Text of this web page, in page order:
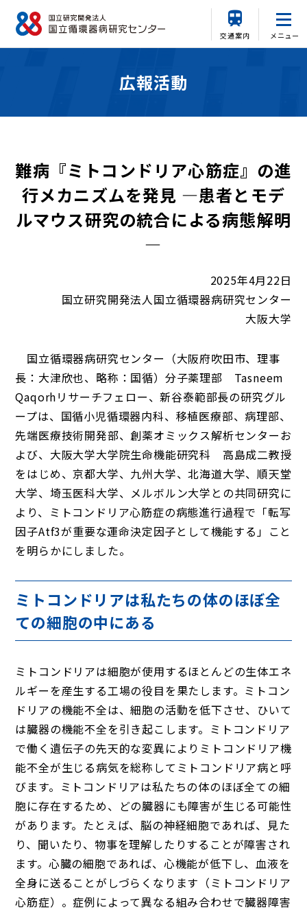
交通案内 メニュー
広報活動
難病『ミトコンドリア心筋症』の進
行メカニズムを発見 ―患者とモデ
ルマウス研究の統合による病態解明
―
2025年4月22日
国立研究開発法人国立循環器病研究センター
大阪大学
国立循環器病研究センター（大阪府吹田市、理事
長：大津欣也、略称：国循）分子薬理部 Tasneem
Qaqorhリサーチフェロー、新谷泰範部長の研究グル
ープは、国循小児循環器内科、移植医療部、病理部、
先端医療技術開発部、創薬オミックス解析センターお
よび、大阪大学大学院生命機能研究科 高島成二教授
をはじめ、京都大学、九州大学、北海道大学、順天堂
大学、埼玉医科大学、メルボルン大学との共同研究に
より、ミトコンドリア心筋症の病態進行過程で「転写
因子Atf3が重要な運命決定因子として機能する」こと
を明らかにしました。
ミトコンドリアは私たちの体のほぼ全
ての細胞の中にある
ミトコンドリアは細胞が使用するほとんどの生体エネ
ルギーを産生する工場の役目を果たします。ミトコン
ドリアの機能不全は、細胞の活動を低下させ、ひいて
は臓器の機能不全を引き起こします。ミトコンドリア
で働く遺伝子の先天的な変異によりミトコンドリア機
能不全が生じる病気を総称してミトコンドリア病と呼
びます。ミトコンドリアは私たちの体のほぼ全ての細
胞に存在するため、どの臓器にも障害が生じる可能性
があります。たとえば、脳の神経細胞であれば、見た
り、聞いたり、物事を理解したりすることが障害され
ます。心臓の細胞であれば、心機能が低下し、血液を
全身に送ることがしづらくなります（ミトコンドリア
心筋症）。症例によって異なる組み合わせで臓器障害